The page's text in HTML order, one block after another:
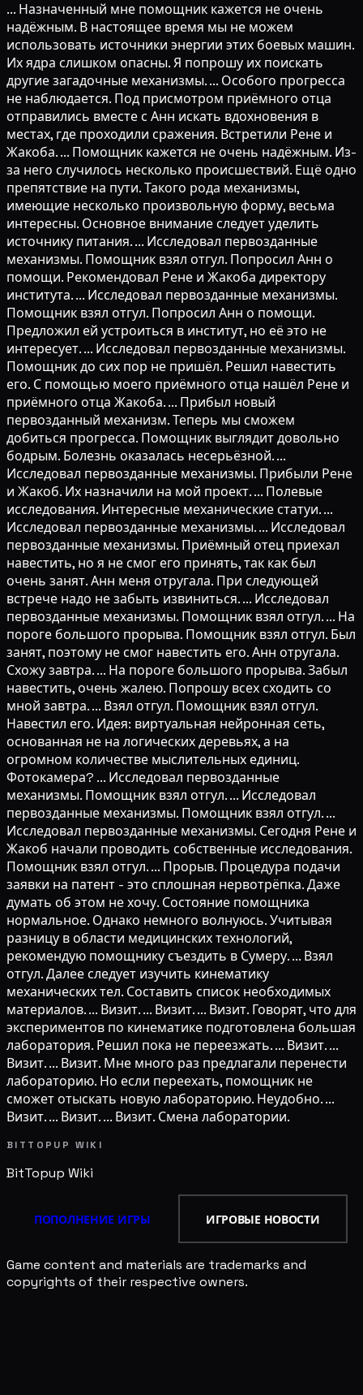
... Назначенный мне помощник кажется не очень
надёжным. В настоящее время мы не можем
использовать источники энергии этих боевых машин.
Их ядра слишком опасны. Я попрошу их поискать
другие загадочные механизмы. ... Особого прогресса
не наблюдается. Под присмотром приёмного отца
отправились вместе с Анн искать вдохновения в
местах, где проходили сражения. Встретили Рене и
Жакоба. ... Помощник кажется не очень надёжным. Из-
за него случилось несколько происшествий. Ещё одно
препятствие на пути. Такого рода механизмы,
имеющие несколько произвольную форму, весьма
интересны. Основное внимание следует уделить
источнику питания. ... Исследовал первозданные
механизмы. Помощник взял отгул. Попросил Анн о
помощи. Рекомендовал Рене и Жакоба директору
института. ... Исследовал первозданные механизмы.
Помощник взял отгул. Попросил Анн о помощи.
Предложил ей устроиться в институт, но её это не
интересует. ... Исследовал первозданные механизмы.
Помощник до сих пор не пришёл. Решил навестить
его. С помощью моего приёмного отца нашёл Рене и
приёмного отца Жакоба. ... Прибыл новый
первозданный механизм. Теперь мы сможем
добиться прогресса. Помощник выглядит довольно
бодрым. Болезнь оказалась несерьёзной. ...
Исследовал первозданные механизмы. Прибыли Рене
и Жакоб. Их назначили на мой проект. ... Полевые
исследования. Интересные механические статуи. ...
Исследовал первозданные механизмы. ... Исследовал
первозданные механизмы. Приёмный отец приехал
навестить, но я не смог его принять, так как был
очень занят. Анн меня отругала. При следующей
встрече надо не забыть извиниться. ... Исследовал
первозданные механизмы. Помощник взял отгул. ... На
пороге большого прорыва. Помощник взял отгул. Был
занят, поэтому не смог навестить его. Анн отругала.
Схожу завтра. ... На пороге большого прорыва. Забыл
навестить, очень жалею. Попрошу всех сходить со
мной завтра. ... Взял отгул. Помощник взял отгул.
Навестил его. Идея: виртуальная нейронная сеть,
основанная не на логических деревьях, а на
огромном количестве мыслительных единиц.
Фотокамера? ... Исследовал первозданные
механизмы. Помощник взял отгул. ... Исследовал
первозданные механизмы. Помощник взял отгул. ...
Исследовал первозданные механизмы. Сегодня Рене и
Жакоб начали проводить собственные исследования.
Помощник взял отгул. ... Прорыв. Процедура подачи
заявки на патент - это сплошная нервотрёпка. Даже
думать об этом не хочу. Состояние помощника
нормальное. Однако немного волнуюсь. Учитывая
разницу в области медицинских технологий,
рекомендую помощнику съездить в Сумеру. ... Взял
отгул. Далее следует изучить кинематику
механических тел. Составить список необходимых
материалов. ... Визит. ... Визит. ... Визит. Говорят, что для
экспериментов по кинематике подготовлена большая
лаборатория. Решил пока не переезжать. ... Визит. ...
Визит. ... Визит. Мне много раз предлагали перенести
лабораторию. Но если переехать, помощник не
сможет отыскать новую лабораторию. Неудобно. ...
Визит. ... Визит. ... Визит. Смена лаборатории.
BITTOPUP WIKI
BitTopup Wiki
ПОПОЛНЕНИЕ ИГРЫ ИГРОВЫЕ НОВОСТИ
Game content and materials are trademarks and
copyrights of their respective owners.